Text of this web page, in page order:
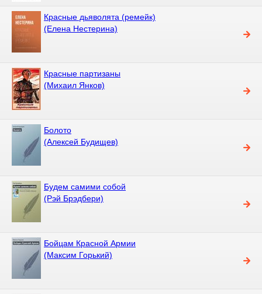
Красные дьяволята (ремейк)
(Елена Нестерина)
Красные партизаны
(Михаил Янков)
Болото
(Алексей Будищев)
Будем самими собой
(Рэй Брэдбери)
Бойцам Красной Армии
(Максим Горький)